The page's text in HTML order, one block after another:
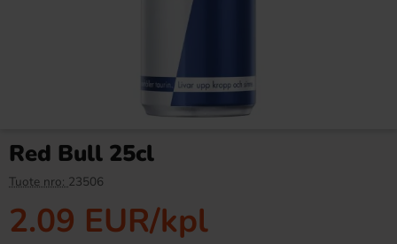
Cheetos Cheddar Cheese
Jalapeno (JP) 70g
Osta
Fanta Crimson Cherry 50cl
Red Bull 25cl
Tuote nro: 23506
2.09 EUR/kpl